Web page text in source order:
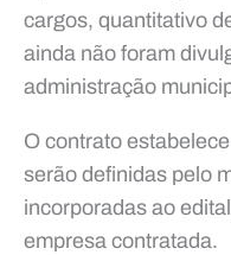
cargos, quantitativo
ainda não foram
administração
O contrato
serão definidas pelo
incorporadas ao
empresa contratada.